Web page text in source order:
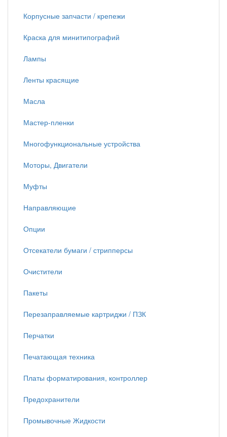
Корпусные запчасти / крепежи
Краска для минитипографий
Лампы
Ленты красящие
Масла
Мастер-пленки
Многофункциональные устройства
Моторы, Двигатели
Муфты
Направляющие
Опции
Отсекатели бумаги / стрипперсы
Очистители
Пакеты
Перезаправляемые картриджи / ПЗК
Перчатки
Печатающая техника
Платы форматирования, контроллер
Предохранители
Промывочные Жидкости